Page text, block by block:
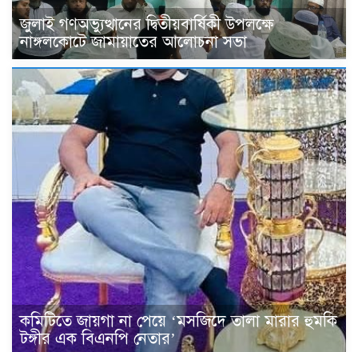
জুলাই গণঅভ্যুত্থানের দ্বিতীয়বার্ষিকী উপলক্ষে
নাঙ্গলকোটে জামায়াতের আলোচনা সভা
কমিটিতে জায়গা না পেয়ে ‘মসজিদে তালা মারার হুমকি
টঙ্গীর এক বিএনপি নেতার’